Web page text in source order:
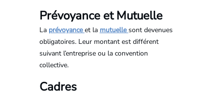
Prévoyance et Mutuelle
La prévoyanceet la mutuellesont devenues
obligatoires. Leur montant est différent
suivant l’entreprise ou la convention
collective.
Cadres